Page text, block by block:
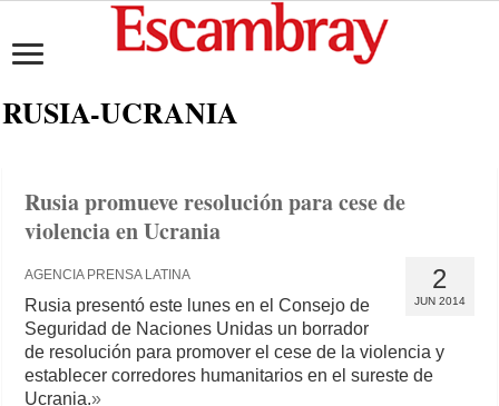
RUSIA-UCRANIA
Rusia promueve resolución para cese de
violencia en Ucrania
2
JUN 2014
AGENCIA PRENSA LATINA
Rusia presentó este lunes en el Consejo de
Seguridad de Naciones Unidas un borrador
de resolución para promover el cese de la violencia y
establecer corredores humanitarios en el sureste de
Ucrania.»